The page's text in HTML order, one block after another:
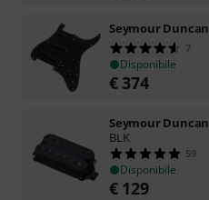
Seymour Duncan
7
Disponibile
€ 374
Seymour Duncan
BLK
59
Disponibile
€ 129